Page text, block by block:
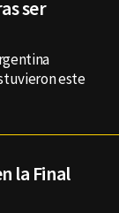
ser
este
la Final